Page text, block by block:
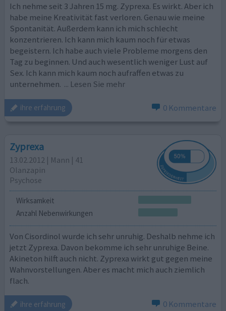
Ich nehme seit 3 Jahren 15 mg. Zyprexa. Es wirkt. Aber ich
habe meine Kreativität fast verloren. Genau wie meine
Spontanität. Außerdem kann ich mich schlecht
konzentrieren. Ich kann mich kaum noch für etwas
begeistern. Ich habe auch viele Probleme morgens den
Tag zu beginnen. Und auch wesentlich weniger Lust auf
Sex. Ich kann mich kaum noch aufraffen etwas zu
unternehmen. ... Lesen Sie mehr
ihre erfahrung 0 Kommentare
Zyprexa
13.02.2012 | Mann | 41
Olanzapin
Psychose
Wirksamkeit
Anzahl Nebenwirkungen
Von Cisordinol wurde ich sehr unruhig. Deshalb nehme ich
jetzt Zyprexa. Davon bekomme ich sehr unruhige Beine.
Akineton hilft auch nicht. Zyprexa wirkt gut gegen meine
Wahnvorstellungen. Aber es macht mich auch ziemlich
flach.
ihre erfahrung 0 Kommentare